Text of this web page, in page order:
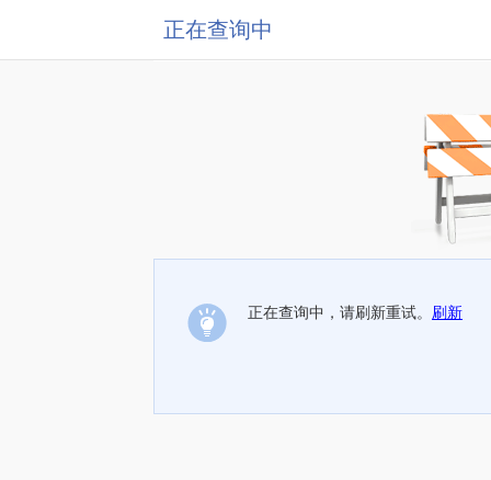
正在查询中
正在查询中，请刷新重试。 刷新